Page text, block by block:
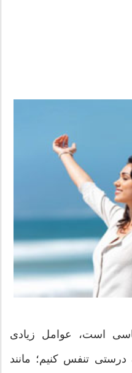
است، عوامل زیادی
تنفس کنیم؛ مانند